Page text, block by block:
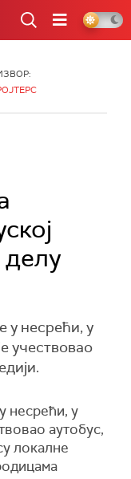
делу
у несрећи, у
учествовао
несрећи, у
аутобус,
локалне